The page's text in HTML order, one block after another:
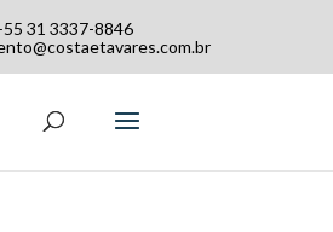
31 3337-8846